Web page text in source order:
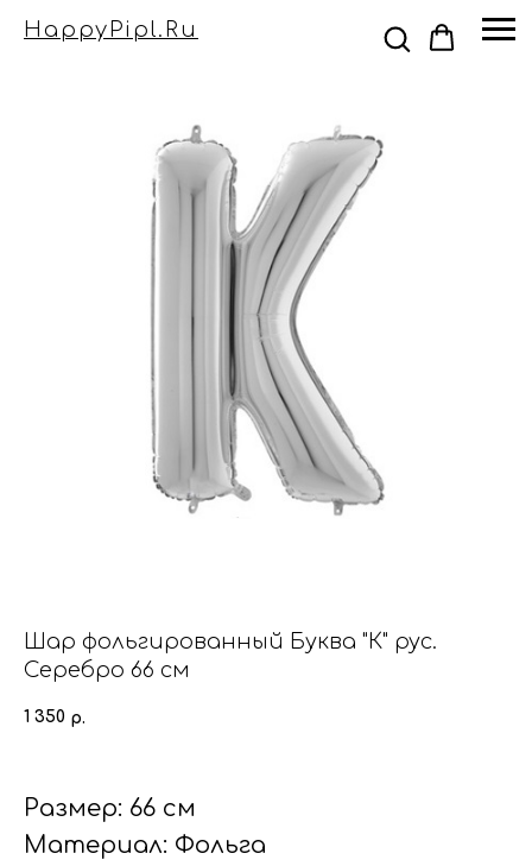
HappyPipl.ru
Шар фольгированный Буква "К" рус.
Серебро 66 см
1 350 р.
Размер: 66 см
Материал: Фольга